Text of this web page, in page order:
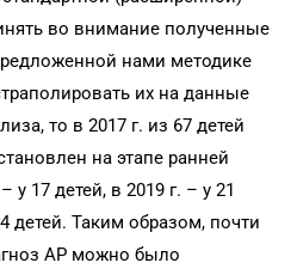
во внимание полученные
нами методике
их на данные
то в 2017 г. из 67 детей
на этапе ранней
у 17 детей, в 2019 г. – у 21
детей. Таким образом, почти
АР можно было